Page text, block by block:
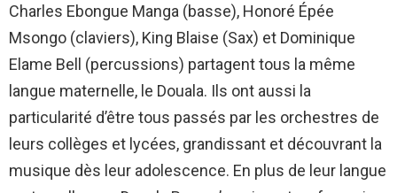
Charles Ebongue Manga (basse), Honoré Épée
Msongo (claviers), King Blaise (Sax) et Dominique
Elame Bell (percussions) partagent tous la même
langue maternelle, le Douala. Ils ont aussi la
particularité d’être tous passés par les orchestres de
leurs collèges et lycées, grandissant et découvrant la
musique dès leur adolescence. En plus de leur langue